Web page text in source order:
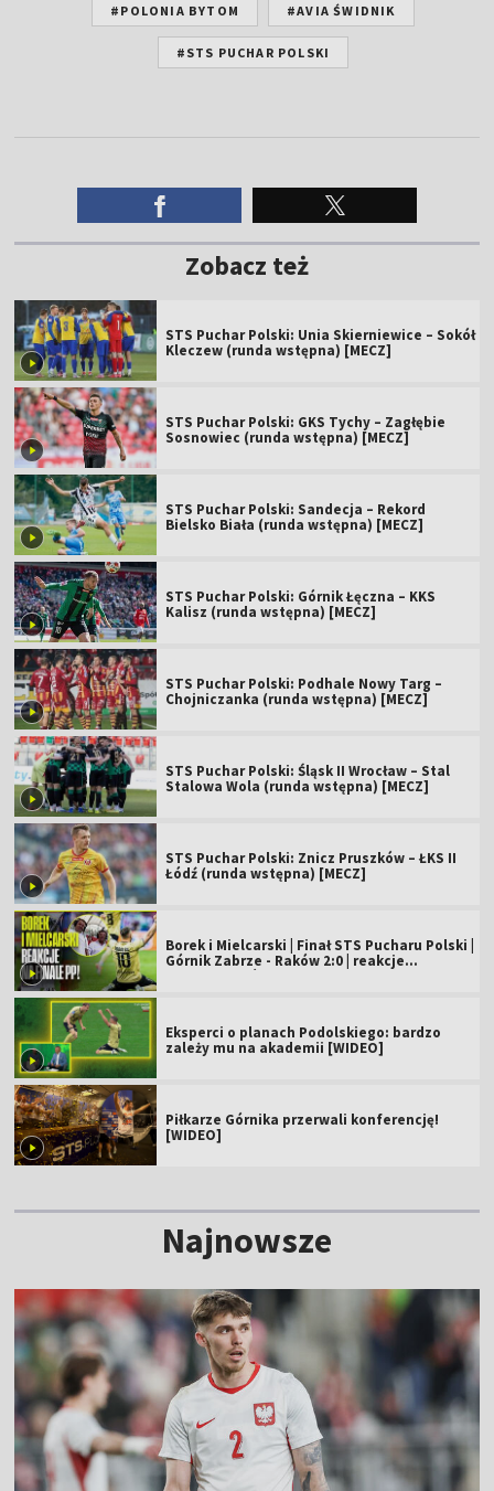
#POLONIA BYTOM #AVIA ŚWIDNIK
#STS PUCHAR POLSKI
Zobacz też
STS Puchar Polski: Unia Skierniewice – Sokół
Kleczew (runda wstępna) [MECZ]
STS Puchar Polski: GKS Tychy – Zagłębie
Sosnowiec (runda wstępna) [MECZ]
STS Puchar Polski: Sandecja – Rekord
Bielsko Biała (runda wstępna) [MECZ]
STS Puchar Polski: Górnik Łęczna – KKS
Kalisz (runda wstępna) [MECZ]
STS Puchar Polski: Podhale Nowy Targ –
Chojniczanka (runda wstępna) [MECZ]
STS Puchar Polski: Śląsk II Wrocław – Stal
Stalowa Wola (runda wstępna) [MECZ]
STS Puchar Polski: Znicz Pruszków – ŁKS II
Łódź (runda wstępna) [MECZ]
Borek i Mielcarski | Finał STS Pucharu Polski |
Górnik Zabrze - Raków 2:0 | reakcje
komentatorów
Eksperci o planach Podolskiego: bardzo
zależy mu na akademii [WIDEO]
Piłkarze Górnika przerwali konferencję!
[WIDEO]
Najnowsze